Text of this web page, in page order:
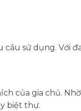
sử dụng. Với
của gia chủ.
biệt thự.